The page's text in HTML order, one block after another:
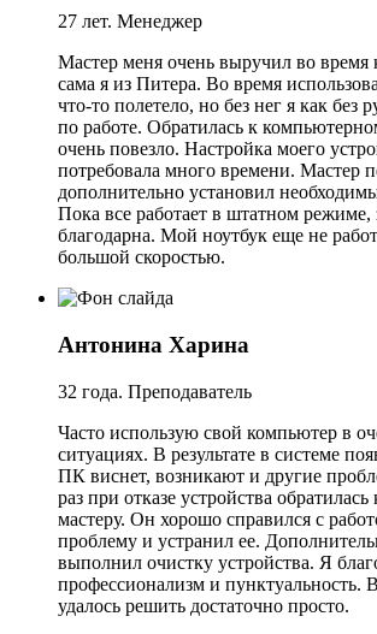
27 лет. Менеджер
Мастер меня очень выручил во время
сама я из Питера. Во время
что-то полетело, но без нег я как без
по работе. Обратилась к
очень повезло. Настройка моего
потребовала много времени. Мастер
дополнительно установил
Пока все работает в штатном режиме,
благодарна. Мой ноутбук еще не
большой скоростью.
Антонина Харина
32 года. Преподаватель
Часто использую свой компьютер в
ситуациях. В результате в системе
ПК виснет, возникают и другие
раз при отказе устройства
мастеру. Он хорошо справился с
проблему и устранил ее.
выполнил очистку устройства. Я
профессионализм и пунктуальность.
удалось решить достаточно просто.